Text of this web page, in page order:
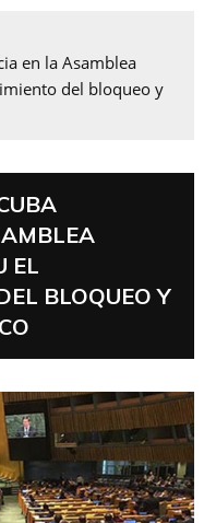
en la Asamblea
del bloqueo y
EL
BLOQUEO Y